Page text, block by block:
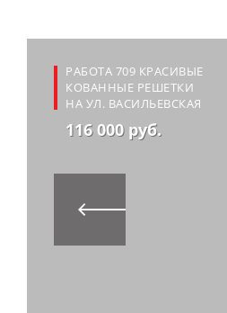
РАБОТА 709 КРАСИВЫЕ
КОВАННЫЕ РЕШЕТКИ
НА УЛ. ВАСИЛЬЕВСКАЯ
116 000 руб.